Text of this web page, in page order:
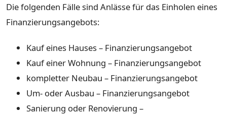
Die folgenden Fälle sind Anlässe für das Einholen eines
Finanzierungsangebots:
Kauf eines Hauses – Finanzierungsangebot
Kauf einer Wohnung – Finanzierungsangebot
kompletter Neubau – Finanzierungsangebot
Um- oder Ausbau – Finanzierungsangebot
Sanierung oder Renovierung –